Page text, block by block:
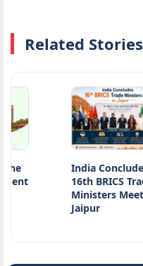
Related Stories
India Concludes
16th BRICS Trade
Ministers Meet in